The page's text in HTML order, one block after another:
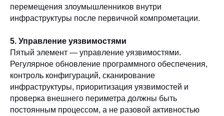
перемещения злоумышленников внутри
инфраструктуры после первичной компрометации.
5. Управление уязвимостями
Пятый элемент — управление уязвимостями.
Регулярное обновление программного обеспечения,
контроль конфигураций, сканирование
инфраструктуры, приоритизация уязвимостей и
проверка внешнего периметра должны быть
постоянным процессом, а не разовой активностью